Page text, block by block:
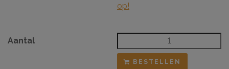
op!
Aantal
BESTELLEN